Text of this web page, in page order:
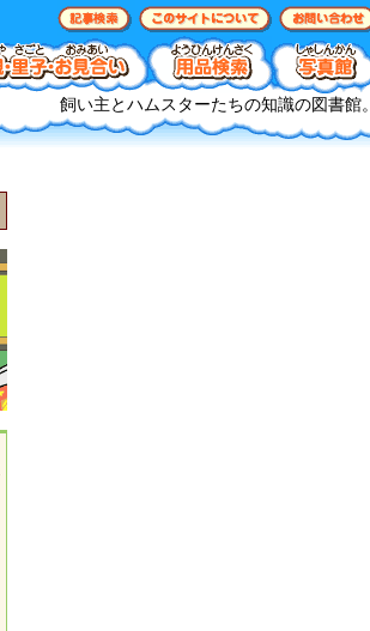
飼い主とハムスターたちの知識の図書館。